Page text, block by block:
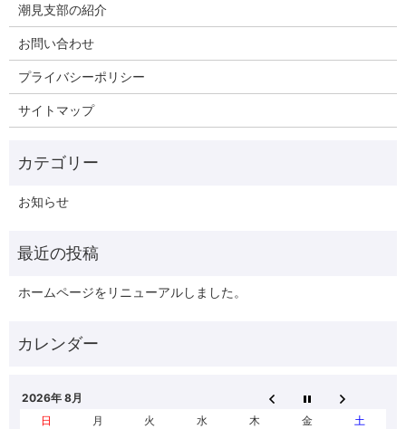
潮見支部の紹介
お問い合わせ
プライバシーポリシー
サイトマップ
お知らせ
ホームページをリニューアルしました。
2026年 8月
日
月 火 水 木 金
土